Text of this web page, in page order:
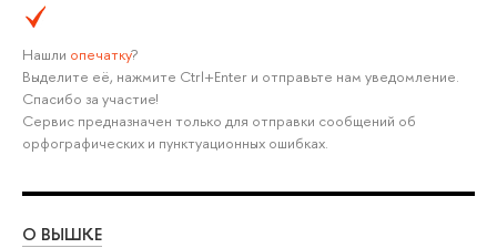
Нашли опечатку?
Выделите её, нажмите Ctrl+Enter и отправьте нам уведомление.
Спасибо за участие!
Сервис предназначен только для отправки сообщений об
орфографических и пунктуационных ошибках.
О ВЫШКЕ